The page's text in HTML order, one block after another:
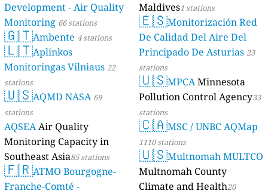
Development - Air Quality
Monitoring 66 stations
🇬🇹Ambente 4 stations
🇱🇹Aplinkos
Monitoringas Vilniaus 22
stations
🇺🇸AQMD NASA 69
stations
AQSEAAir Quality
Monitoring Capacity in
Southeast Asia85 stations
🇫🇷ATMO Bourgogne-
Franche-Comté -
Maldives1 stations
🇪🇸Monitorización Red
De Calidad Del Aire Del
Principado De Asturias 23
stations
🇺🇸MPCAMinnesota
Pollution Control Agency33
stations
🇨🇦MSC / UNBC AQMap
1110 stations
🇺🇸Multnomah MULTCO
Multnomah County
Climate and Health20